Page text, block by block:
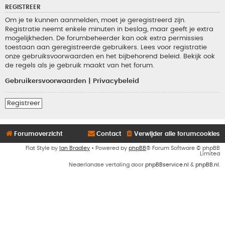
REGISTREER
Om je te kunnen aanmelden, moet je geregistreerd zijn.
Registratie neemt enkele minuten in beslag, maar geeft je extra
mogelijkheden. De forumbeheerder kan ook extra permissies
toestaan aan geregistreerde gebruikers. Lees voor registratie
onze gebruiksvoorwaarden en het bijbehorend beleid. Bekijk ook
de regels als je gebruik maakt van het forum.
Gebruikersvoorwaarden Privacybeleid
Registreer
Forumoverzicht Verwijder alle forumcookies
Contact
Flat Style by Ian Bradley • Powered by phpBB® Forum Software © phpBB
Limited
Nederlandse vertaling door phpBBservice.nl & phpBB.nl .